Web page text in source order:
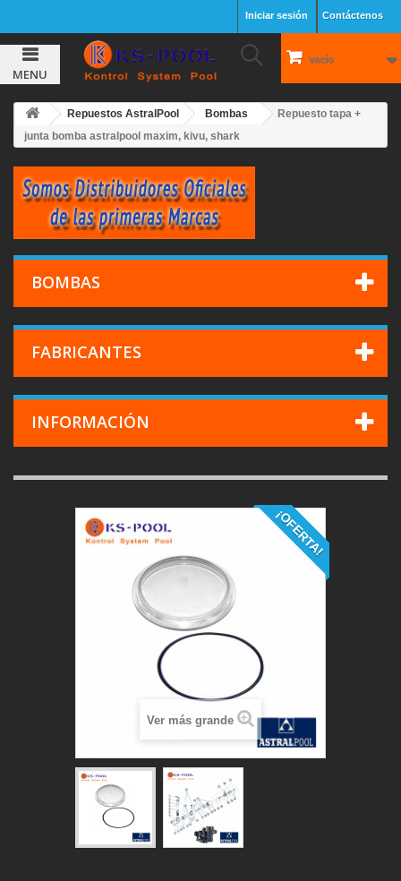
Contáctenos
Iniciar sesión
vacío
MENU
Repuestos AstralPool Bombas
Repuesto tapa +
junta bomba astralpool maxim, kivu, shark
BOMBAS
FABRICANTES
INFORMACIÓN
¡OFERTA!
Ver más grande